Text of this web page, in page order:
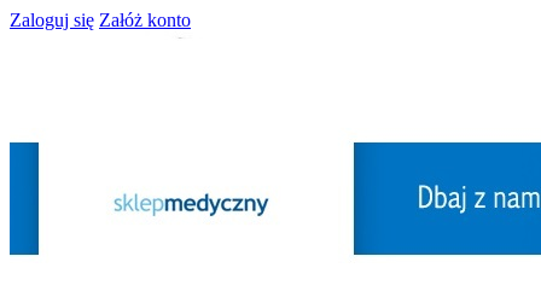
Zaloguj się Załóż konto